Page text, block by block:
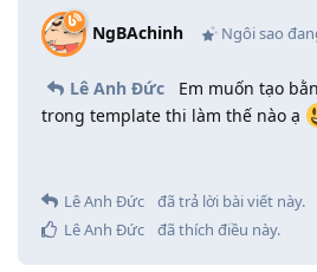
NgBAchinh Ngôi sao
Lê Anh Đức
Em muốn tạo
trong template thi làm thế nào ạ
Lê Anh Đức
đã trả lời bài viết này.
Lê Anh Đức
đã thích điều này.